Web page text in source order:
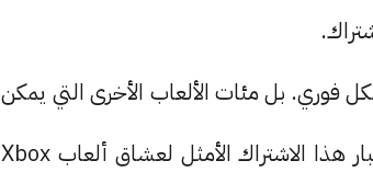
ألعاب أونلاين و 25 لعبة متاحة بشكل فوري. بل مئات الألعاب الأخرى التي يمكن
لعبها وتجربتها والوصول إليها في أي وقت بعد الاشتراك. ويمكن اعتبار هذا الاشتراك الأمثل لعشاق ألعاب Xbox